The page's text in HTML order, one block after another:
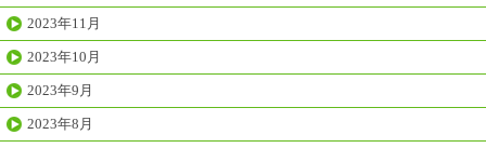
2023年11月
2023年10月
2023年9月
2023年8月